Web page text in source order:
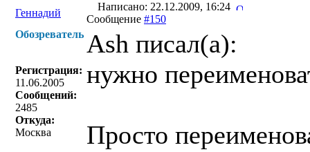
Геннадий
Написано: 22.12.2009, 16:24
Сообщение #150
Обозреватель
Регистрация:
11.06.2005
Сообщений:
2485
Откуда:
Москва
Ash писал(a):
нужно
Просто